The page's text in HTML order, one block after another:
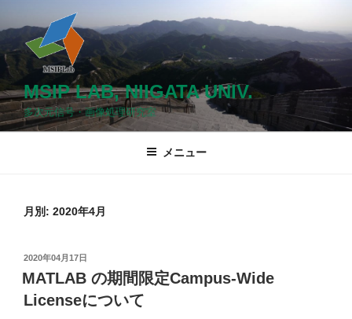
ン
ン
へ
ス
MSIP LAB, NIIGATA UNIV.
多次元信号・画像処理研究室
メニュー
月別: 2020年4月
投
稿
日:
2020年04月17日
MATLAB の期間限定Campus-Wide
Licenseについて